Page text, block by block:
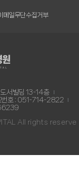
메일무단수집거부
서빌딩 13-14층
번호 : 051-714-2822
All rights reserve